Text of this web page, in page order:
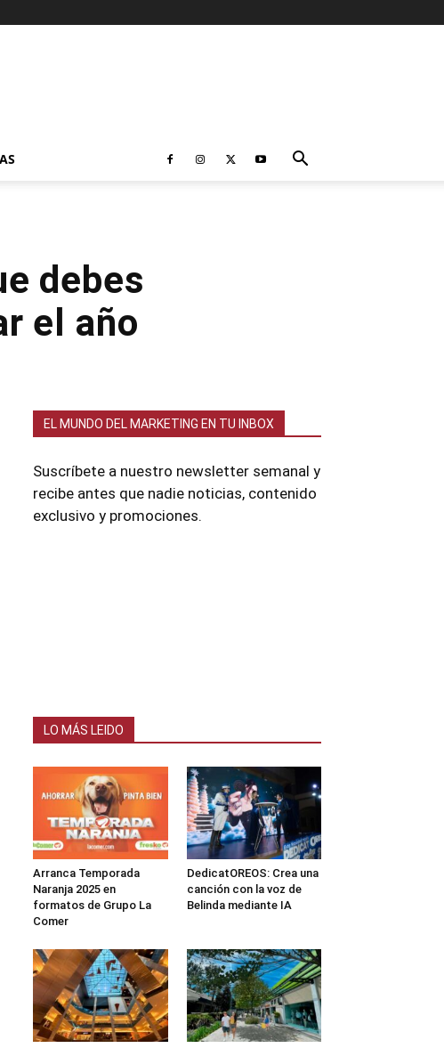
debes
el año
EL MUNDO DEL MARKETING EN TU INBOX
Suscríbete a nuestro newsletter semanal y
recibe antes que nadie noticias, contenido
exclusivo y promociones.
LO MÁS LEIDO
Arranca Temporada
Naranja 2025 en
formatos de Grupo La
Comer
DedicatOREOS: Crea una
canción con la voz de
Belinda mediante IA